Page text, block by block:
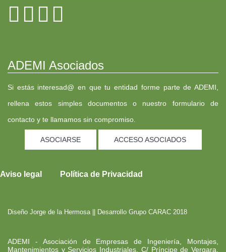
ADEMI Asociados
Si estás interesad@ en que tu entidad forme parte de ADEMI,
rellena estos simples documentos o nuestro formulario de
contacto y te llamamos sin compromiso.
ASOCIARSE ACCESO ASOCIADOS
Aviso legal Política de Privacidad
Diseño Jorge de la Hermosa|| Desarrollo Grupo CARAC 2018
ADEMI - Asociación de Empresas de Ingeniería, Montajes,
Mantenimientos y Servicios Industriales. C/ Príncipe de Vergara,